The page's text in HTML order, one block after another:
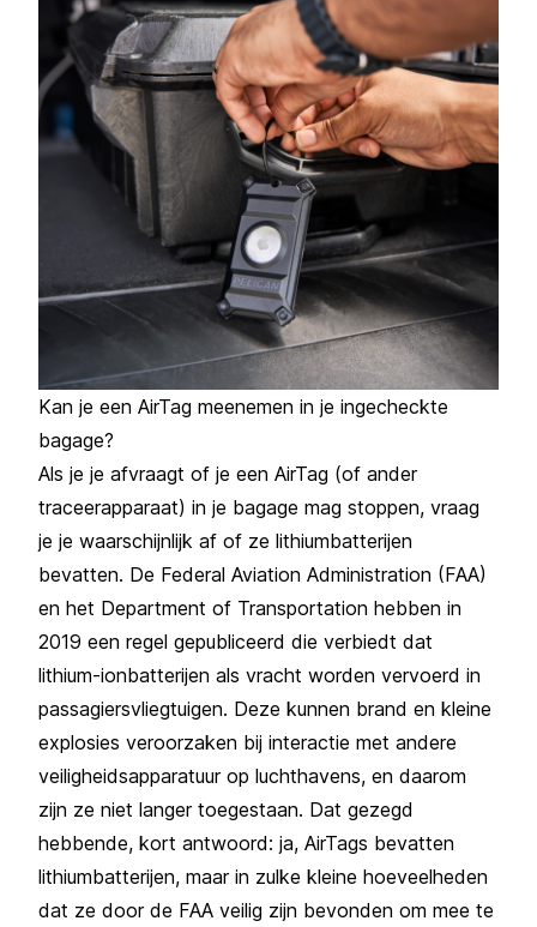
Kan je een AirTag meenemen in je ingecheckte
bagage?
Als je je afvraagt of je een AirTag (of ander
traceerapparaat) in je bagage mag stoppen, vraag
je je waarschijnlijk af of ze lithiumbatterijen
bevatten. De Federal Aviation Administration (FAA)
en het Department of Transportation hebben in
2019 een regel gepubliceerd die verbiedt dat
lithium-ionbatterijen als vracht worden vervoerd in
passagiersvliegtuigen. Deze kunnen brand en kleine
explosies veroorzaken bij interactie met andere
veiligheidsapparatuur op luchthavens, en daarom
zijn ze niet langer toegestaan. Dat gezegd
hebbende, kort antwoord: ja, AirTags bevatten
lithiumbatterijen, maar in zulke kleine hoeveelheden
dat ze door de FAA veilig zijn bevonden om mee te